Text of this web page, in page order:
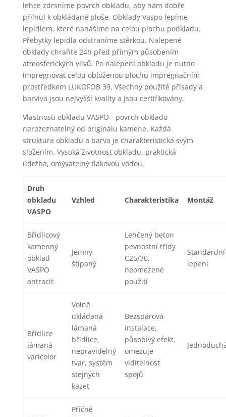
lehce zdrsníme povrch obkladu, aby nám dobře
přilnul k obkládané ploše. Obklady Vaspo lepíme
lepidlem, které nanášíme na celou plochu podkladu.
Přebytky lepidla odstraníme stěrkou. Nalepené
obklady chraňte 24h před přímým působením
atmosferických vlivů. Po nalepení obkladu je nutno
impregnovat celou obloženou plochu impregnačním
prostředkem LUKOFOB 39. Všechny použité přísady a
barviva jsou nejvyšší kvality a jsou certifikovány.
Vlastnosti obkladu VASPO - povrch obkladu
nerozeznatelný od originálu kamene. Každá
struktura obkladu a barva je charakteristická svým
složením. Vysoká životnost obkladu, praktická
údržba, omývatelný tlakovou vodou.
Druh
obkladu
VASPO
Vzhled Charakteristika Montáž
Břidlicový
kamenný
obklad
VASPO
antracit
Jemný
štípaný
Lehčený beton
pevnostní třídy
C25/30,
neomezené
použití
Standardní
lepení
Břidlice
lámaná
varicolor
Volně
ukládaná
lámaná
břidlice,
nepravidelný
tvar, systém
stejných
kazet
Bezspárová
instalace,
působivý efekt,
omezuje
viditelnost
spojů
Příčně